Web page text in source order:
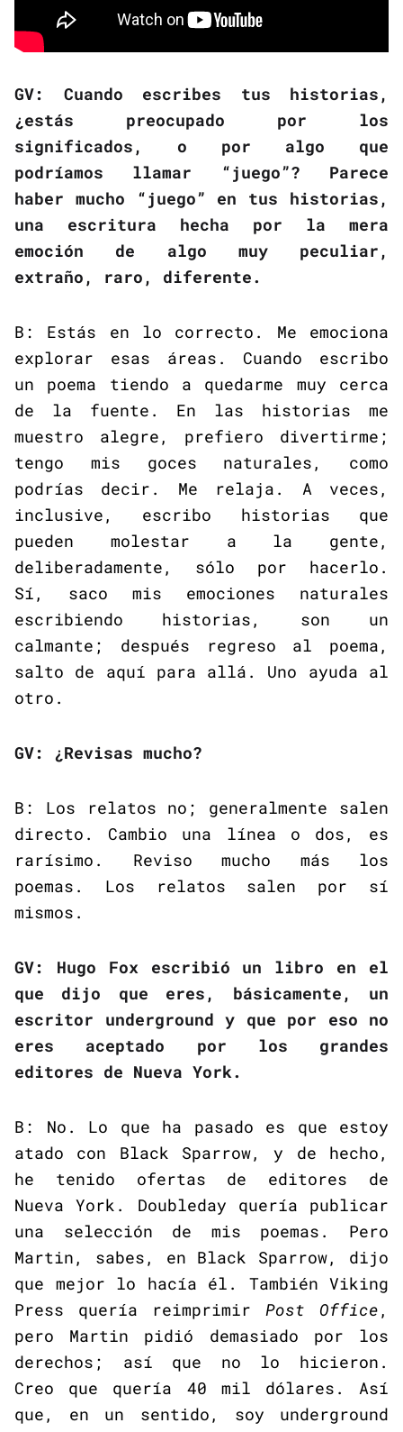
GV: Cuando escribes tus historias,
¿estás preocupado por los
significados, o por algo que
podríamos llamar “juego”? Parece
haber mucho “juego” en tus historias,
una escritura hecha por la mera
emoción de algo muy peculiar,
extraño, raro, diferente.
B: Estás en lo correcto. Me emociona
explorar esas áreas. Cuando escribo
un poema tiendo a quedarme muy cerca
de la fuente. En las historias me
muestro alegre, prefiero divertirme;
tengo mis goces naturales, como
podrías decir. Me relaja. A veces,
inclusive, escribo historias que
pueden molestar a la gente,
deliberadamente, sólo por hacerlo.
Sí, saco mis emociones naturales
escribiendo historias, son un
calmante; después regreso al poema,
salto de aquí para allá. Uno ayuda al
otro.
GV: ¿Revisas mucho?
B: Los relatos no; generalmente salen
directo. Cambio una línea o dos, es
rarísimo. Reviso mucho más los
poemas. Los relatos salen por sí
mismos.
GV: Hugo Fox escribió un libro en el
que dijo que eres, básicamente, un
escritor underground y que por eso no
eres aceptado por los grandes
editores de Nueva York.
B: No. Lo que ha pasado es que estoy
atado con Black Sparrow, y de hecho,
he tenido ofertas de editores de
Nueva York. Doubleday quería publicar
una selección de mis poemas. Pero
Martin, sabes, en Black Sparrow, dijo
que mejor lo hacía él. También Viking
Press quería reimprimir Post Office,
pero Martin pidió demasiado por los
derechos; así que no lo hicieron.
Creo que quería 40 mil dólares. Así
que, en un sentido, soy underground